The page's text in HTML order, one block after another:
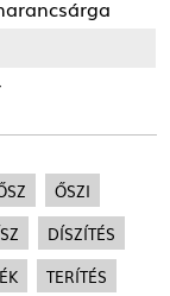
ŐSZI
DÍSZÍTÉS
TERÍTÉS